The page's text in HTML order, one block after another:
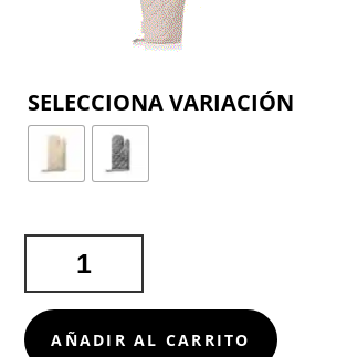
CANTIDAD
AÑADIR AL CARRITO